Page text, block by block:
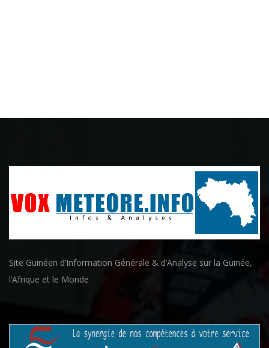
Site Guinéen d’Information Générale & d’Analyse sur la Guinée,
l’Afrique et le Monde